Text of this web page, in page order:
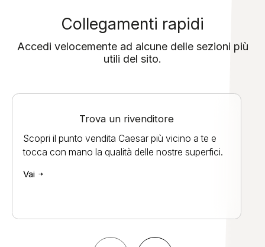
Collegamenti rapidi
Accedi velocemente ad alcune delle sezioni più
utili del sito.
Trova un rivenditore
Scopri il punto vendita Caesar più vicino a te e
tocca con mano la qualità delle nostre superfici.
Vai